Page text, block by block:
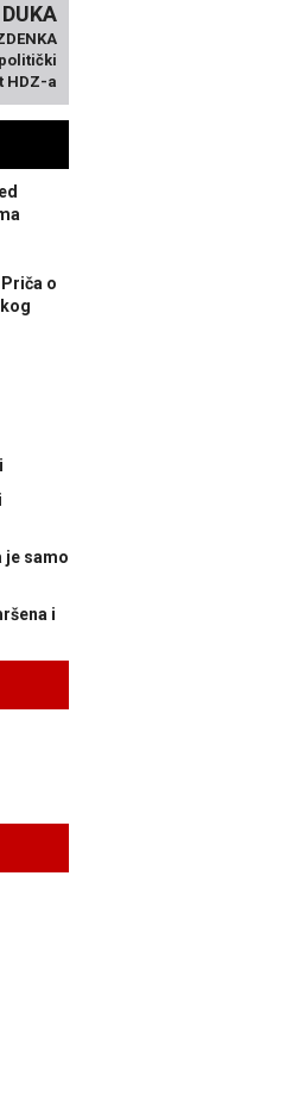
HDZ-a
Priča o
je samo
i